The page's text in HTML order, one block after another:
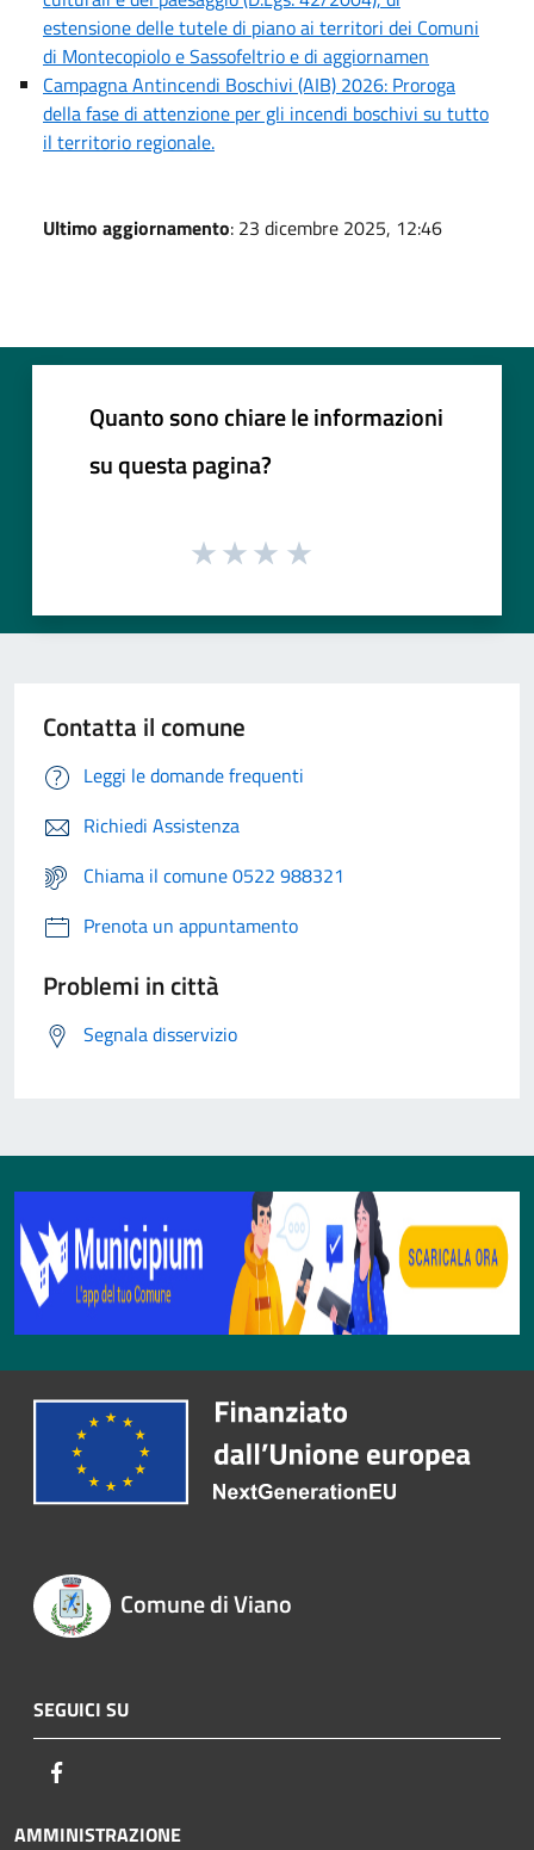
estensione delle tutele di piano ai territori dei Comuni
di Montecopiolo e Sassofeltrio e di aggiornamen
Campagna Antincendi Boschivi (AIB) 2026: Proroga
della fase di attenzione per gli incendi boschivi su tutto
il territorio regionale.
Ultimo aggiornamento: 23 dicembre 2025, 12:46
Quanto sono chiare le informazioni
su questa pagina?
Contatta il comune
Leggi le domande frequenti
Richiedi Assistenza
Chiama il comune 0522 988321
Prenota un appuntamento
Problemi in città
Segnala disservizio
Comune di Viano
SEGUICI SU
AMMINISTRAZIONE